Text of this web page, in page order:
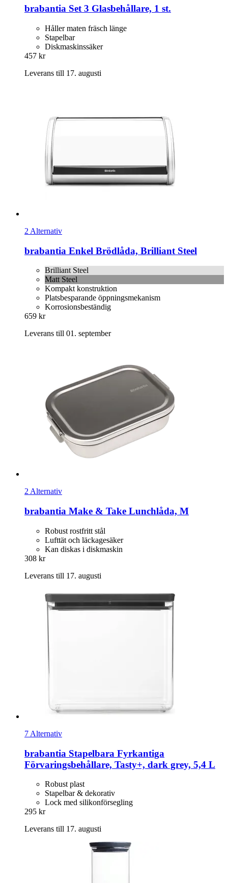
brabantia Set 3 Glasbehållare, 1 st.
Håller maten fräsch länge
Stapelbar
Diskmaskinssäker
457 kr
Leverans till 17. augusti
2 Alternativ
brabantia Enkel Brödlåda, Brilliant Steel
Brilliant Steel
Matt Steel
Kompakt konstruktion
Platsbesparande öppningsmekanism
Korrosionsbeständig
659 kr
Leverans till 01. september
2 Alternativ
brabantia Make & Take Lunchlåda, M
Robust rostfritt stål
Lufttät och läckagesäker
Kan diskas i diskmaskin
308 kr
Leverans till 17. augusti
7 Alternativ
brabantia Stapelbara Fyrkantiga
Förvaringsbehållare, Tasty+, dark grey, 5,4 L
Robust plast
Stapelbar & dekorativ
Lock med silikonförsegling
295 kr
Leverans till 17. augusti